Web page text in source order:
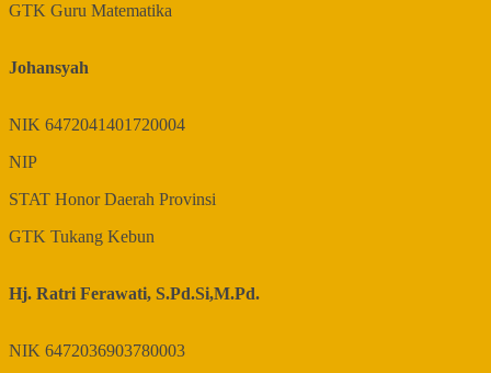
GTK Guru Matematika
Johansyah
NIK 6472041401720004
NIP
STAT Honor Daerah Provinsi
GTK Tukang Kebun
Hj. Ratri Ferawati, S.Pd.Si,M.Pd.
NIK 6472036903780003